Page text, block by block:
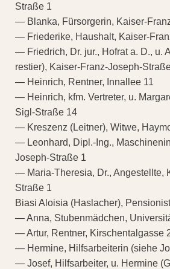
Straße 1
— Blanka, Fürsorgerin, Kaiser-
— Friederike, Haushalt, Kaiser-
— Friedrich, Dr. jur., Hofrat a. D., u.
restier), Kaiser-Franz-Joseph-
— Heinrich, Rentner, Innallee 11
— Heinrich, kfm. Vertreter, u.
Sigl-Straße 14
— Kreszenz (Leitner), Witwe,
— Leonhard, Dipl.-Ing.,
Joseph-Straße 1
— Maria-Theresia, Dr., Angestellte,
Straße 1
Biasi Aloisia (Haslacher),
— Anna, Stubenmädchen,
— Artur, Rentner, Kirschentalgasse
— Hermine, Hilfsarbeiterin (siehe
— Josef, Hilfsarbeiter, u. Hermine